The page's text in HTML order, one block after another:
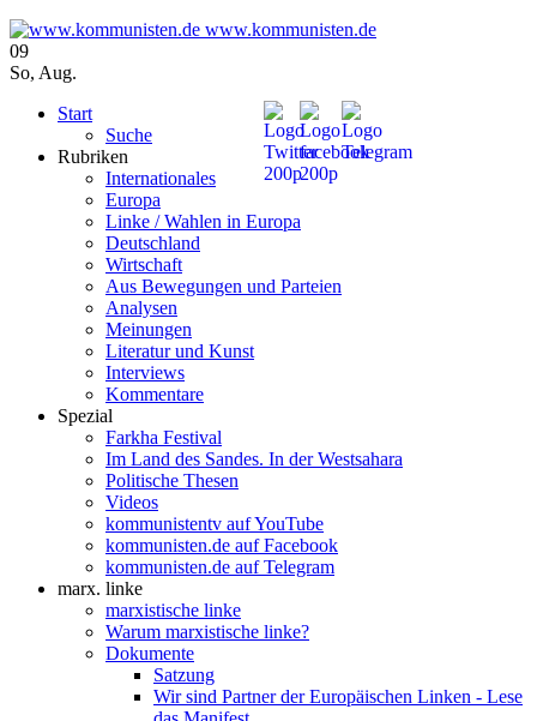
www.kommunisten.de
09
So, Aug.
Start
Suche
Rubriken
Internationales
Europa
Linke / Wahlen in Europa
Deutschland
Wirtschaft
Aus Bewegungen und Parteien
Analysen
Meinungen
Literatur und Kunst
Interviews
Kommentare
Spezial
Farkha Festival
Im Land des Sandes. In der Westsahara
Politische Thesen
Videos
kommunistentv auf YouTube
kommunisten.de auf Facebook
kommunisten.de auf Telegram
marx. linke
marxistische linke
Warum marxistische linke?
Dokumente
Satzung
Wir sind Partner der Europäischen Linken - Lese